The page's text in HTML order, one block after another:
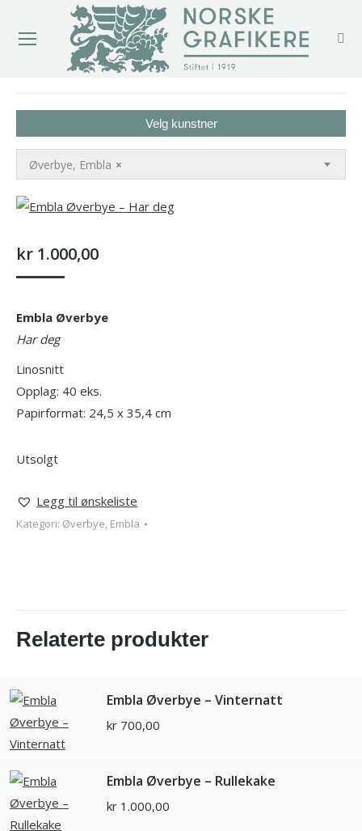
Velg kunstner
×
Øverbye, Embla
kr 1.000,00
Embla Øverbye
Har deg
Linosnitt
Opplag: 40 eks.
Papirformat: 24,5 x 35,4 cm
Utsolgt
Legg til ønskeliste
Kategori: Øverbye, Embla
Relaterte produkter
Embla Øverbye – Vinternatt
kr 700,00
Embla Øverbye – Rullekake
kr 1.000,00